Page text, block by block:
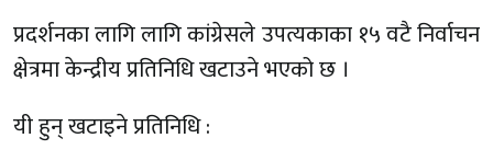
प्रदर्शनका लागि लागि कांग्रेसले उपत्यकाका १५ वटै निर्वाचन
क्षेत्रमा केन्द्रीय प्रतिनिधि खटाउने भएको छ ।
यी हुन् खटाइने प्रतिनिधि :